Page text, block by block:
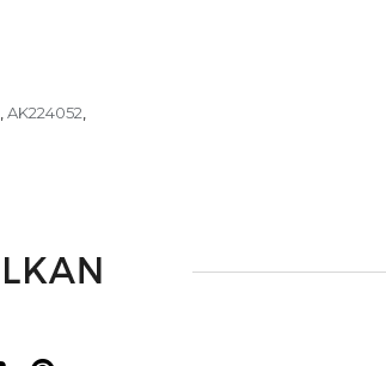
, AK224052,